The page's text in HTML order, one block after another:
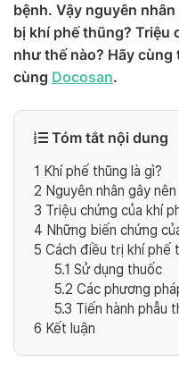
bệnh. Vậy nguyên
bị khí phế thũng? Triệu
như thế nào? Hãy
cùng Docosan.
Tóm tắt nội dung
1 Khí phế thũng là gì?
2 Nguyên nhân gây
3 Triệu chứng của khí
4 Những biến chứng
5 Cách điều trị khí phế
5.1 Sử dụng thuốc
5.2 Các phương
5.3 Tiến hành phẫu
6 Kết luận